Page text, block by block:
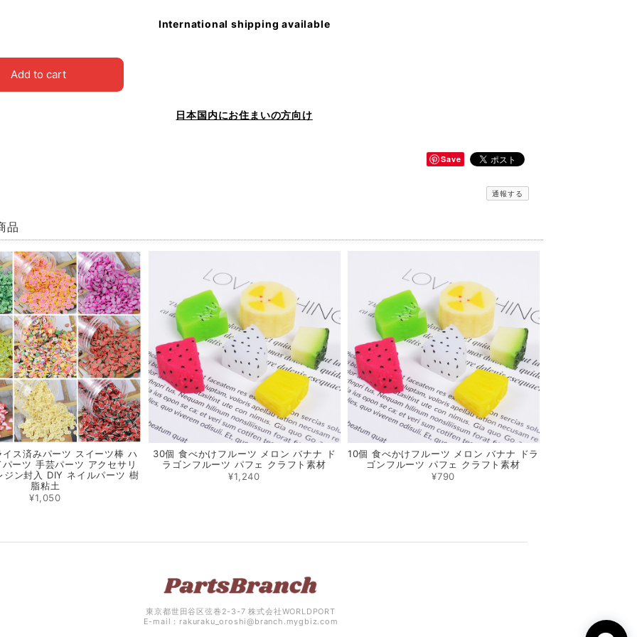
International shipping available
Add to cart
日本国内にお住まいの方向け
Save
通報する
品
ス済みパーツ スイーツ棒 ハ
ーツ 手芸パーツ アクセサリ
ジン封入 DIY ネイルパーツ 樹
脂粘土
¥1,050
30個 食べかけフルーツ メロン バナナ ド
ラゴンフルーツ パフェ クラフト素材
¥1,240
10個 食べかけフルーツ メロン バナナ ドラ
ゴンフルーツ パフェ クラフト素材
¥790
東京都世田谷区弦巻2-3-7 株式会社WORLDPORT
E-mail： rakuraku_oroshi@branch.mygbiz.com